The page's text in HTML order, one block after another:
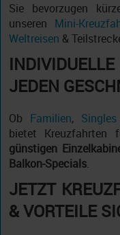
Sie bevorzugen
unseren Mini-
Weltreisen &
JEDEN
Ob Familien, Singles
bietet Kreuzfahrten
günstigen
Balkon-Specials.
JETZT
& VORTEILE